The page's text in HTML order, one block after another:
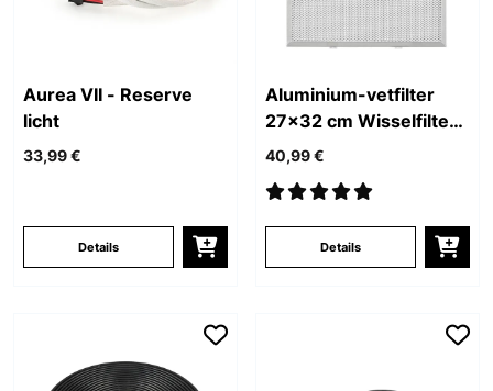
Aurea VII - Reserve
licht
33,99 €
Details
Aluminium-vetfilter
27x32 cm Wisselfilter
Reservefilter
40,99 €
Details